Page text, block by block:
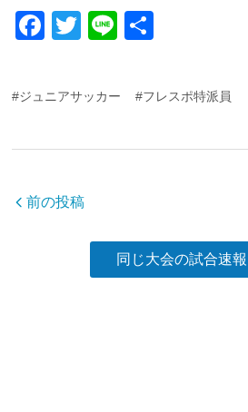
F
c
e
b
o
T
er
Li
#ジュニアサッカー #フレスポ特派員
前の投稿
同じ大会の試合速